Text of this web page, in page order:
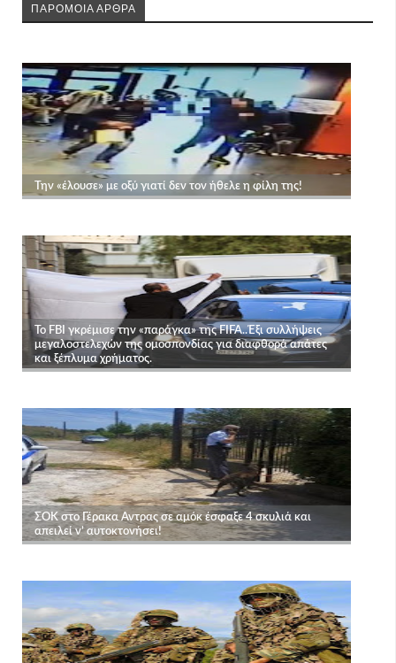
ΠΑΡΟΜΟΙΑ ΑΡΘΡΑ